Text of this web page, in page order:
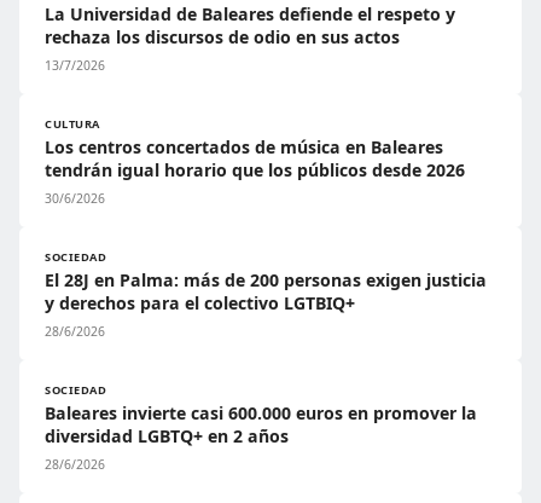
La Universidad de Baleares defiende el respeto y
rechaza los discursos de odio en sus actos
13/7/2026
CULTURA
Los centros concertados de música en Baleares
tendrán igual horario que los públicos desde 2026
30/6/2026
SOCIEDAD
El 28J en Palma: más de 200 personas exigen justicia
y derechos para el colectivo LGTBIQ+
28/6/2026
SOCIEDAD
Baleares invierte casi 600.000 euros en promover la
diversidad LGBTQ+ en 2 años
28/6/2026